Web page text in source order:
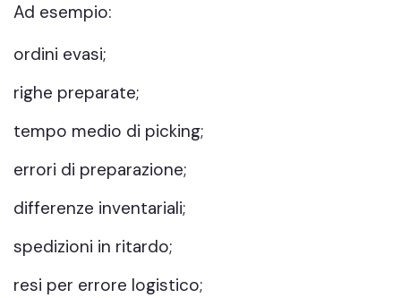
Ad esempio:
ordini evasi;
righe preparate;
tempo medio di picking;
errori di preparazione;
differenze inventariali;
spedizioni in ritardo;
resi per errore logistico;